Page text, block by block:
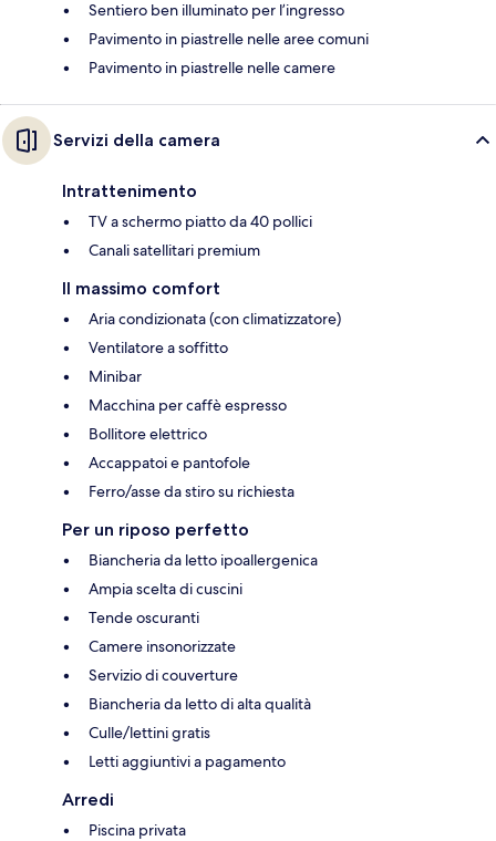
Sentiero ben illuminato per l’ingresso
Pavimento in piastrelle nelle aree comuni
Pavimento in piastrelle nelle camere
Servizi della camera
Intrattenimento
TV a schermo piatto da 40 pollici
Canali satellitari premium
Il massimo comfort
Aria condizionata (con climatizzatore)
Ventilatore a soffitto
Minibar
Macchina per caffè espresso
Bollitore elettrico
Accappatoi e pantofole
Ferro/asse da stiro su richiesta
Per un riposo perfetto
Biancheria da letto ipoallergenica
Ampia scelta di cuscini
Tende oscuranti
Camere insonorizzate
Servizio di couverture
Biancheria da letto di alta qualità
Culle/lettini gratis
Letti aggiuntivi a pagamento
Arredi
Piscina privata